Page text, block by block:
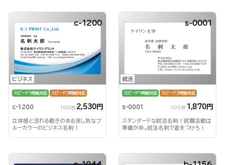
ビジネス
c-1200
スピード1時間対応 スピード3時間対応
c-1200 100枚 2,530円
立体感と流れる動きのある涼し気なブ
ルーカラーのビジネス名刺！
就活
s-0001
スピード1時間対応 スピード3時間対応
s-0001 100枚 1,870円
スタンダードな就活名刺！就職活動は
準備が命。就活名刺で差をつけろ！